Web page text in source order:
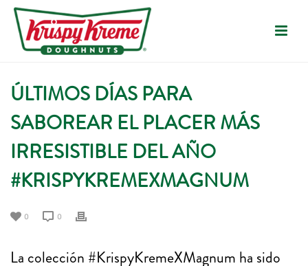
ÚLTIMOS DÍAS PARA
SABOREAR EL PLACER MÁS
IRRESISTIBLE DEL AÑO
#KRISPYKREMEXMAGNUM
0 0
La colección #KrispyKremeXMagnum ha sido